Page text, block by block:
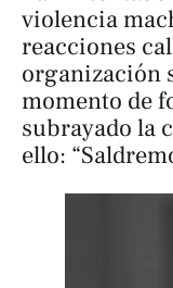
violencia
reacciones
organización
momento de
subrayado la
ello: